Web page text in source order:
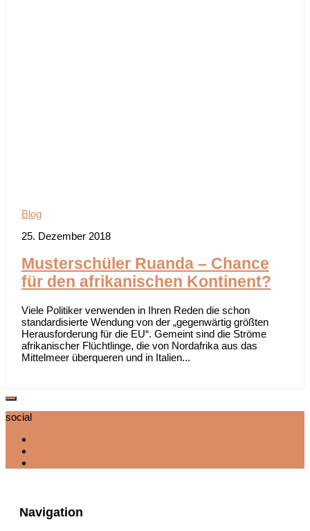
Blog
25. Dezember 2018
Musterschüler Ruanda – Chance
für den afrikanischen Kontinent?
Viele Politiker verwenden in Ihren Reden die schon
standardisierte Wendung von der „gegenwärtig größten
Herausforderung für die EU“. Gemeint sind die Ströme
afrikanischer Flüchtlinge, die von Nordafrika aus das
Mittelmeer überqueren und in Italien...
social
Navigation